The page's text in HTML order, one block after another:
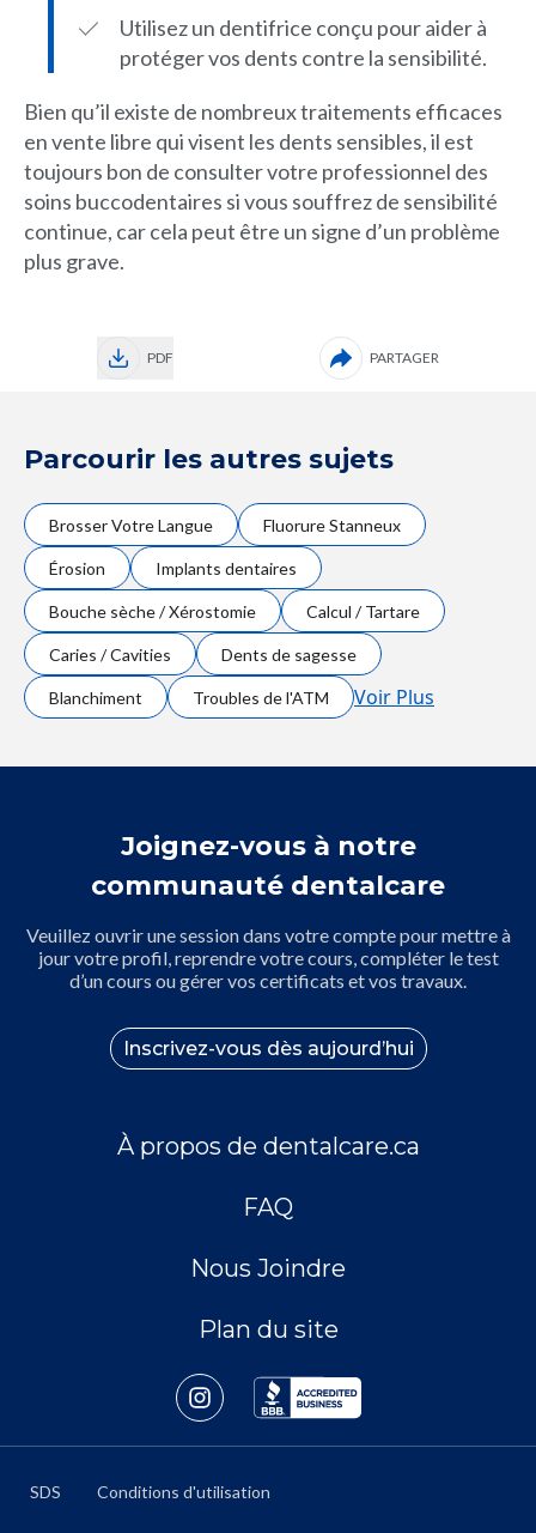
Utilisez un dentifrice conçu pour aider à
protéger vos dents contre la sensibilité.
Bien qu’il existe de nombreux traitements efficaces
en vente libre qui visent les dents sensibles, il est
toujours bon de consulter votre professionnel des
soins buccodentaires si vous souffrez de sensibilité
continue, car cela peut être un signe d’un problème
plus grave.
PDF PARTAGER
Parcourir les autres sujets
Brosser Votre Langue Fluorure Stanneux
Érosion Implants dentaires
Bouche sèche / Xérostomie Calcul / Tartare
Caries / Cavities Dents de sagesse
Blanchiment Troubles de l'ATM Voir Plus
Joignez-vous à notre
communauté dentalcare
Veuillez ouvrir une session dans votre compte pour mettre à
jour votre profil, reprendre votre cours, compléter le test
d’un cours ou gérer vos certificats et vos travaux.
Inscrivez-vous dès aujourd’hui
À propos de dentalcare.ca
FAQ
Nous Joindre
Plan du site
SDS Conditions d'utilisation